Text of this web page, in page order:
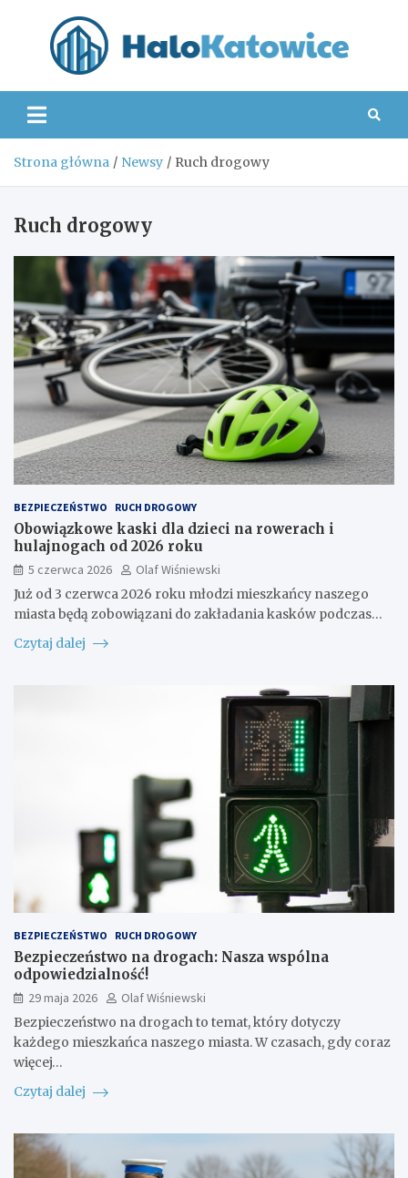
Strona główna Newsy Ruch drogowy
Ruch drogowy
BEZPIECZEŃSTWO RUCH DROGOWY
Obowiązkowe kaski dla dzieci na rowerach i
hulajnogach od 2026 roku
5 czerwca 2026
Olaf Wiśniewski
Już od 3 czerwca 2026 roku młodzi mieszkańcy naszego
miasta będą zobowiązani do zakładania kasków podczas…
Czytaj dalej
BEZPIECZEŃSTWO RUCH DROGOWY
Bezpieczeństwo na drogach: Nasza wspólna
odpowiedzialność!
29 maja 2026
Olaf Wiśniewski
Bezpieczeństwo na drogach to temat, który dotyczy
każdego mieszkańca naszego miasta. W czasach, gdy coraz
więcej…
Czytaj dalej